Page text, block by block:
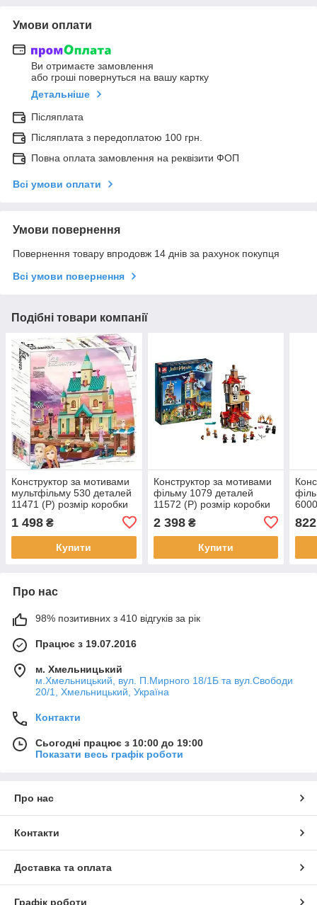
Умови оплати
Ви отримаєте замовлення
або гроші повернуться на вашу картку
Детальніше
Післяплата
Післяплата з передоплатою 100 грн.
Повна оплата замовлення на реквізити ФОП
Всі умови оплати
Умови повернення
Повернення товару впродовж 14 днів за рахунок покупця
Всі умови повернення
Подібні товари компанії
Конструктор за мотивами
мультфільму 530 деталей
11471 (Р) розмір коробки
1 498 ₴
Купити
Конструктор за мотивами
фільму 1079 деталей
11572 (Р) розмір коробки
2 398₴
Купити
822
Про нас
98% позитивних з 410 відгуків за рік
Працює з 19.07.2016
м. Хмельницький
м.Хмельницький, вул. П.Мирного 18/1Б та вул.Свободи
20/1, Хмельницький, Україна
Контакти
Сьогодні працює з 10:00 до 19:00
Показати весь графік роботи
Про нас
Контакти
Доставка та оплата
Графік роботи